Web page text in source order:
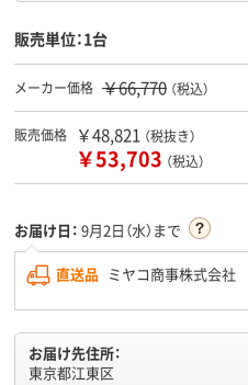
販売単位：1台
メーカー価格 ￥66,770 （税込）
販売価格 ￥48,821 （税抜き）
￥53,703 （税込）
お届け日： 9月2日（水）まで
直送品 ミヤコ商事株式会社
お届け先住所：
東京都江東区